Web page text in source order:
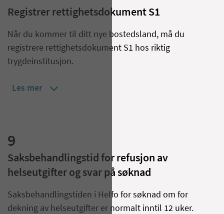
Registrer rettighetsdokument S1
Når du kommer til ditt nye bostedsland, må du
registrere rettighetsdokument S1 hos riktig
trygdeinstitusjon.
Les mer
9
Saksbehandlingstid for refusjon av
helseutgifter og svar på søknad
Saksbehandlingstiden i Helfo for søknad om for
dekning av helseutgifter er normalt inntil 12 uker.